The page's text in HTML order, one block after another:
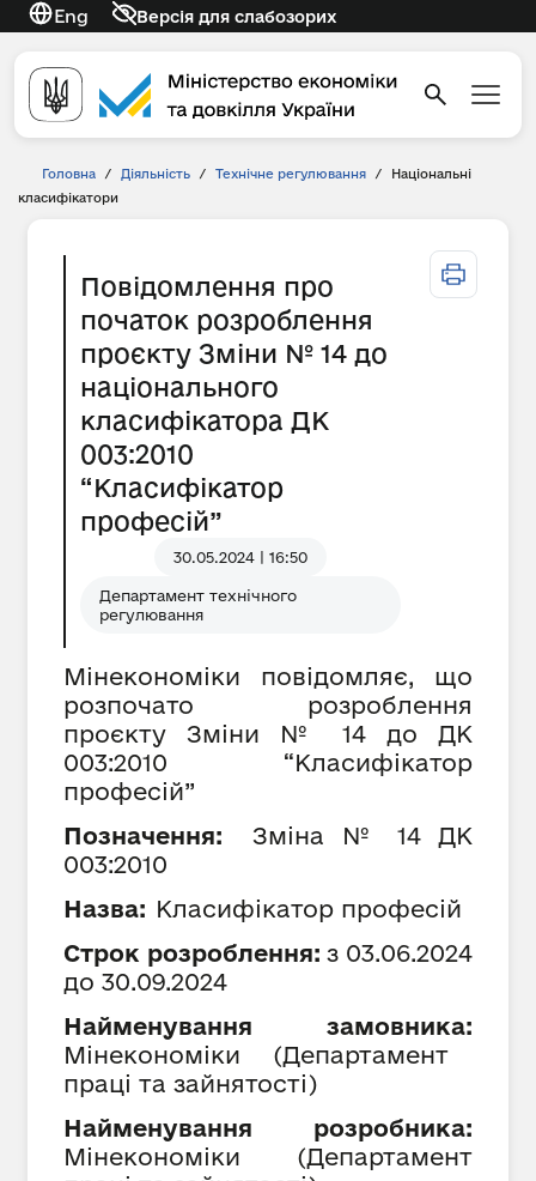
Eng Версія для слабозорих
Головна / Діяльність / Технічне регулювання /
Національні
класифікатори
Повідомлення про
початок розроблення
проєкту Зміни № 14 до
національного
класифікатора ДК
003:2010
“Класифікатор
професій”
30.05.2024 | 16:50
Департамент технічного
регулювання
Мінекономіки повідомляє, що
розпочато розроблення
проєкту Зміни № 14 до ДК
003:2010 “Класифікатор
професій”
Позначення:
Зміна № 14ДК
003:2010
Назва: Класифікатор професій
Строк розроблення: з 03.06.2024
до 30.09.2024
Найменування замовника:
Мінекономіки (Департамент
праці та зайнятості)
Найменування розробника:
Мінекономіки (Департамент